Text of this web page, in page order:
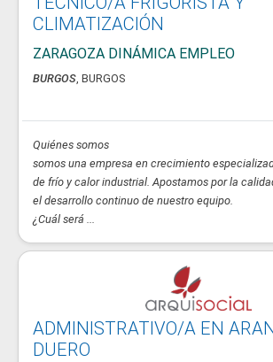
CLIMATIZACIÓN
ZARAGOZA DINÁMICA EMPLEO
BURGOS , BURGOS
Quiénes somos
somos una empresa en crecimiento
de frío y calor industrial. Apostamos por la
el desarrollo continuo de nuestro equipo.
¿Cuál será ...
ADMINISTRATIVO/A EN
DUERO